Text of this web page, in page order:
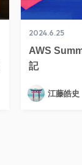
2024.6.25
AWS
記
江藤皓史